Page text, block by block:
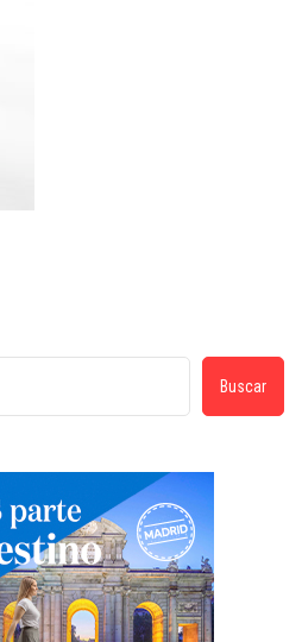
Buscar